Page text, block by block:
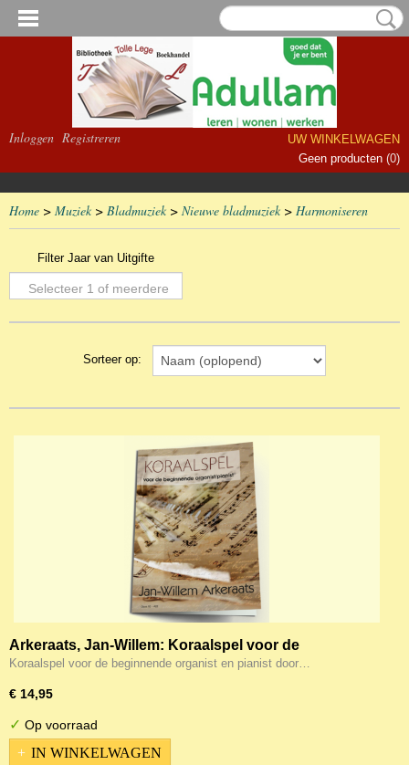
Inloggen Registreren
UW WINKELWAGEN
Geen producten (0)
Home > Muziek> Bladmuziek> Nieuwe bladmuziek> Harmoniseren
Filter Jaar van Uitgifte
Selecteer 1 of meerdere
Sorteer op:
Arkeraats, Jan-Willem: Koraalspel voor de
beginnende organist en pianist (Noten)
Koraalspel voor de beginnende organist en pianist door…
€ 14,95
✓ Op voorraad
IN WINKELWAGEN